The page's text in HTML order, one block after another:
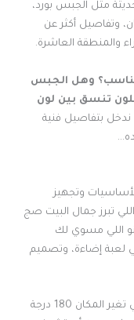
مثل الجبس بورد،
وتفاصيل أكثر عن
والمنطقة العاشرة.
وهل الجبس
تنسق بين لون
ندخل بتفاصيل فنية
وتجهيز
تبرز جمال البيت صج
اللي مسوي لك
لعبة إضاءة، وتصميم
180 درجة